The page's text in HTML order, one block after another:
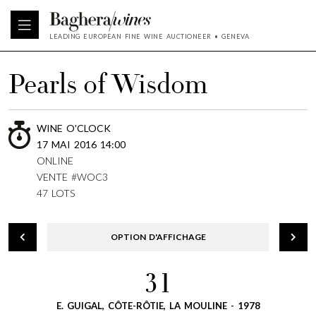
LEADING EUROPEAN FINE WINE AUCTIONEER • GENEVA
Pearls of Wisdom
WINE O'CLOCK
17 MAI 2016 14:00
ONLINE
VENTE #WOC3
47 LOTS
OPTION D'AFFICHAGE
31
E. GUIGAL, CÔTE-RÔTIE, LA MOULINE - 1978